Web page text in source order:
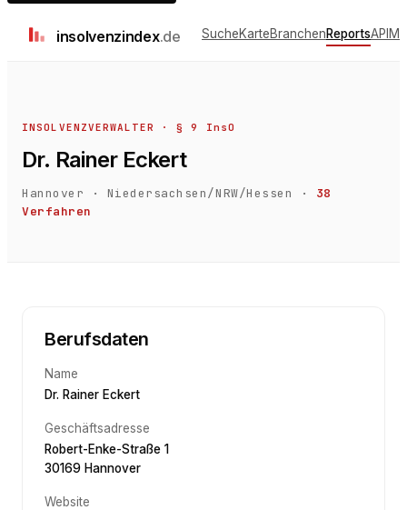
insolvenzindex.de SucheKarteBranchenReportsAPI
INSOLVENZVERWALTER · § 9 InsO
Dr. Rainer Eckert
Hannover · Niedersachsen/NRW/Hessen ·
38
Verfahren
Berufsdaten
Name
Dr. Rainer Eckert
Geschäftsadresse
Robert-Enke-Straße 1
30169 Hannover
Website